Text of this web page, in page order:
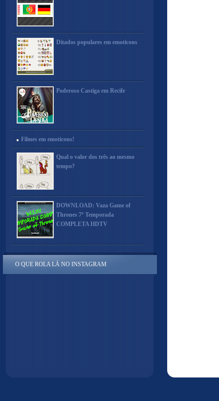
Ditados populares em emoticons
Poderoso Castiga em Recife
Filmes em emoticons!
Qual o valor dos três ao mesmo
tempo?
DOWNLOAD: Vaza Game of
Thrones 7ª Temporada
COMPLETA HDTV
O QUE ROLA LÁ NO INSTAGRAM